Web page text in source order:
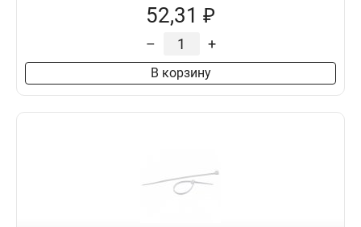
52,31 ₽
– +
В корзину